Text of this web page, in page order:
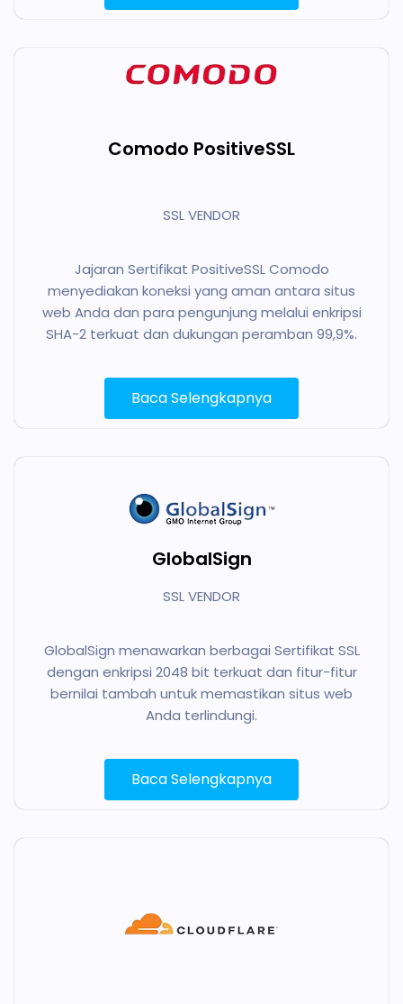
Comodo PositiveSSL
SSL VENDOR
Jajaran Sertifikat PositiveSSL Comodo
menyediakan koneksi yang aman antara situs
web Anda dan para pengunjung melalui enkripsi
SHA-2 terkuat dan dukungan peramban 99,9%.
Baca Selengkapnya
GlobalSign
SSL VENDOR
GlobalSign menawarkan berbagai Sertifikat SSL
dengan enkripsi 2048 bit terkuat dan fitur-fitur
bernilai tambah untuk memastikan situs web
Anda terlindungi.
Baca Selengkapnya